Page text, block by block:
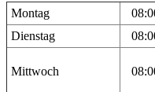
Montag
Dienstag
Mittwoch